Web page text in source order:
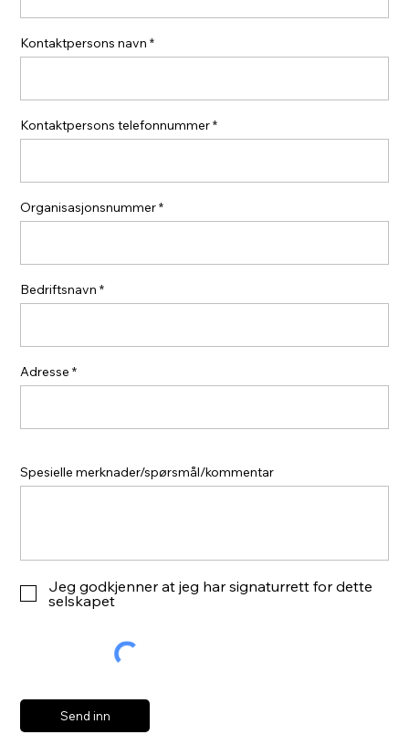
Kontaktpersons navn
Kontaktpersons telefonnummer
Organisasjonsnummer
Bedriftsnavn
Adresse
Spesielle merknader/spørsmål/kommentar
Jeg godkjenner at jeg har signaturrett for dette
selskapet
Send inn